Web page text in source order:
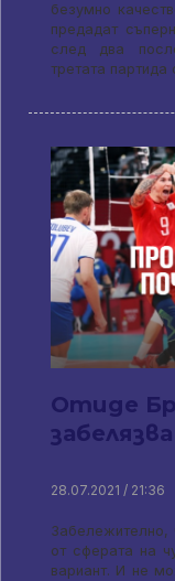
безумно
предадат
след два
третата партида
Отиде
забелязва
28.07.2021 / 21:36
Забележително,
от сферата на
вариант. И не